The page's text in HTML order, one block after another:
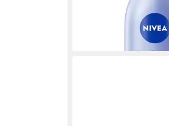
in 2-3 Werktagen bei dir